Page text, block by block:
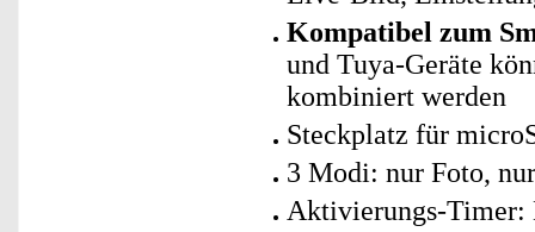
Kompatibel zum
und Tuya-Geräte
kombiniert werden
Steckplatz für
3 Modi: nur Foto,
Aktivierungs-Timer: